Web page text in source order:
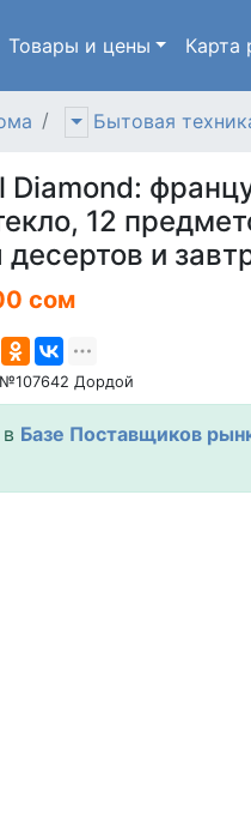
Товары и цены Карта
Бытовая
12
и
сом
Дордой
Базе Поставщиков